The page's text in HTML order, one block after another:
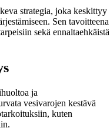
strategia, joka keskittyy
Sen tavoitteena
sekä ennaltaehkäistä
ja
vesivarojen kestävä
kuten